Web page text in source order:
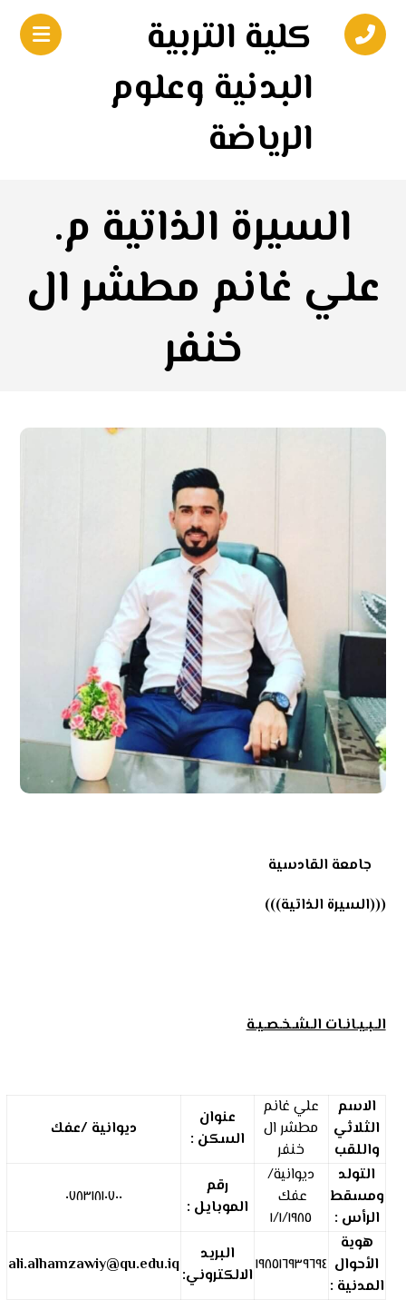
كلية التربية
البدنية وعلوم
الرياضة
السيرة الذاتية م.
علي غانم مطشر ال
خنفر
جامعة القادسية
(((السيرة الذاتية)))
الـبـيـانـات الـشـخـصـيـة
الاسم
الثلاثي
واللقب
علي غانم
مطشر ال
خنفر
عنوان
السكن :
ديوانية /عفك
التولد
ومسقط
الرأس :
ديوانية/
عفك
١/١/١٩٨٥
رقم
الموبايل :
٠٧٨٣١٨١٠٧٠٠
هوية
الأحوال
المدنية :
١٩٨٥١٦٩٣٩٦٩٤
البريد
الالكتروني:ali.alhamzawiy@qu.edu.iq